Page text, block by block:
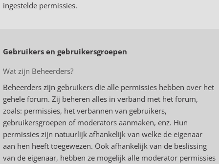
ingestelde permissies.
Gebruikers en gebruikersgroepen
Wat zijn Beheerders?
Beheerders zijn gebruikers die alle permissies hebben over het
gehele forum. Zij beheren alles in verband met het forum,
zoals: permissies, het verbannen van gebruikers,
gebruikersgroepen of moderators aanmaken, enz. Hun
permissies zijn natuurlijk afhankelijk van welke de eigenaar
aan hen heeft toegewezen. Ook afhankelijk van de beslissing
van de eigenaar, hebben ze mogelijk alle moderator permissies